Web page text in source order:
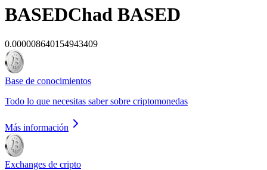
BASEDChad BASED
0.000008640154943409
Base de conocimientos
Todo lo que necesitas saber sobre criptomonedas
Más información
Exchanges de cripto